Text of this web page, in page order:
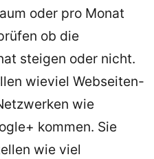
oder pro Monat
ob die
steigen oder nicht.
wieviel Webseiten-
wie
kommen. Sie
wie viel